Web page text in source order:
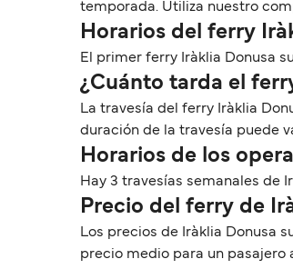
temporada. Utiliza nuestro
Horarios del ferry
El primer ferry Iràklia Donusa
¿Cuánto tarda el
La travesía del ferry Iràklia
duración de la travesía puede
Horarios de los
Hay 3 travesías semanales de
Precio del ferry de
Los precios de Iràklia Donusa
precio medio para un pasajero